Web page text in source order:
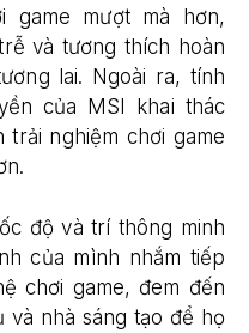
game mượt mà hơn,
và tương thích hoàn
lai. Ngoài ra, tính
của MSI khai thác
nghiệm chơi game
độ và trí thông minh
của mình nhắm tiếp
chơi game, đem đến
và nhà sáng tạo để họ